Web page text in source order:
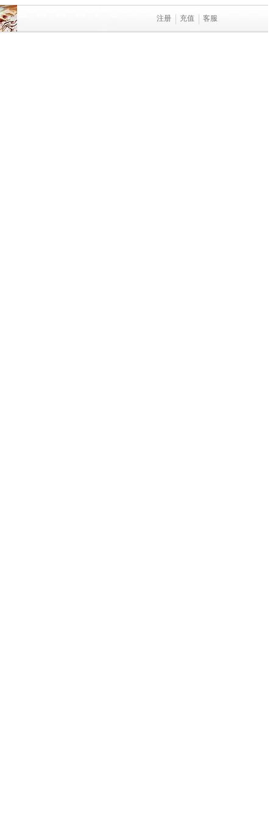
注册 充值 客服